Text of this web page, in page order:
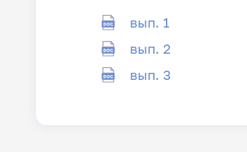
вып. 1
вып. 2
вып. 3